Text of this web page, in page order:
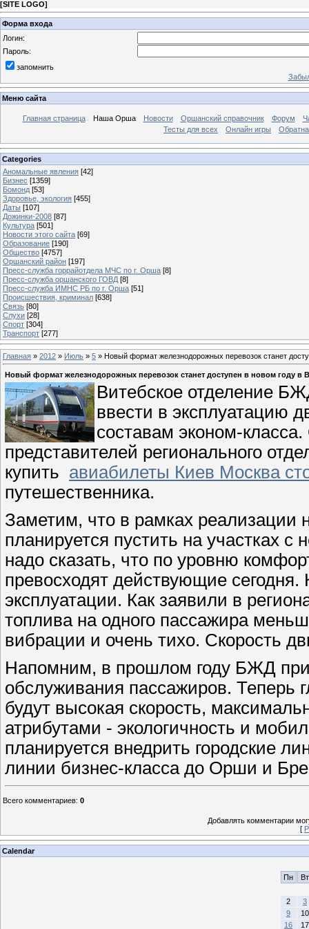
[SITE LOGO]
Форма входа
Логин:
Пароль:
запомнить
Меню сайта
Главная страница Наша Орша Новости Оршанский справочник Форум
Тесты для всех
Онлайн игры
Categories
Аномальные явления [42]
Бизнес [1359]
Бомонд [53]
Здоровье, экология [455]
Даты [107]
Дожинки-2008 [87]
Культура [501]
Новости этого сайта [69]
Образование [190]
Общество [4757]
Оршанский район [197]
Пресс-служба горрайотдела МЧС по г. Орша [8]
Пресс-служба оршанского ГОВД [8]
Пресс-служба ИМНС РБ по г. Орша [51]
Проиcшествия, криминал [638]
Связь [80]
Слухи [28]
Спорт [304]
Транспорт [277]
Главная » 2012 » Июль » 5 » Новый формат железнодорожных перевозок станет
Новый формат железнодорожных перевозок станет доступен в новом году в
Витебское отделение
ввести в эксплуатацию
составам эконом-
представителей регионального
купить авиабилеты Киев Москва
путешественника.
Заметим, что в рамках реализации
планируется пустить на участках
надо сказать, что по уровню
превосходят действующие
эксплуатации. Как заявили в
топлива на одного пассажира
вибрации и очень тихо. Скорость
Напомним, в прошлом году БЖД
обслуживания пассажиров. Теперь
будут высокая скорость,
атрибутами - экологичность и
планируется внедрить городские
линии бизнес-класса до Орши и
Всего комментариев: 0
Добавлять комментарии
[
Calendar
Пн Вт
2
3
9
10
16
17